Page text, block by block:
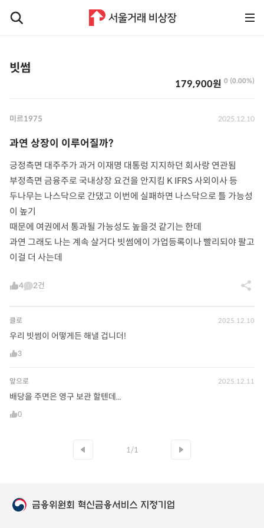
빗썸
0 (0.00%)
179,900원
미르1975 2025.12.10
과연 상장이 이루어질까?
긍정측면 대주주가 과거 이재명 대통렁 지지하던 회사랑 연관됨
부정측면 금융주로 국내상장 요건을 안지킴 K IFRS 사외이사 등
두나무는 나스닥으로 간댔고 이번에 실패하면 나스닥으로 틀 가능성
이 높기
때문에 여권에서 통과될 가능성도 높을것 같기는 한데
과연 그래도 나는 계속 살거다 빗썸에이 가업등록이나 빨리되야 팔고
이걸 더 사는데
4 2건
클로 2025.12.10
우리 빗썸이 어떻게든 해낼 겁니더!
3
앞으로 2025.12.11
배당을 주면은 영구 보관 할텐데...
0
1/1